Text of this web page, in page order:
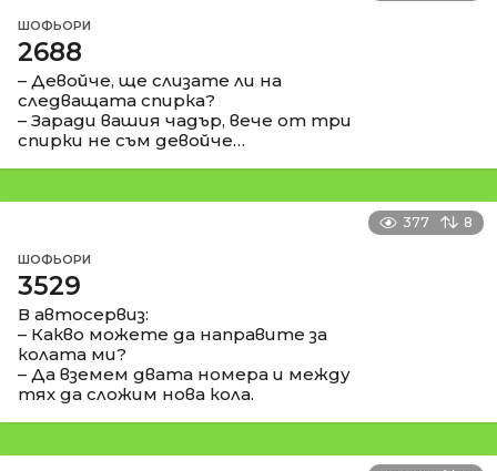
ШОФЬОРИ
2688
– Девойче, ще слизате ли на
следващата спирка?
– Заради вашия чадър, вече от три
спирки не съм девойче…
377 8
ШОФЬОРИ
3529
В автосервиз:
– Какво можете да направите за
колата ми?
– Да вземем двата номера и между
тях да сложим нова кола.